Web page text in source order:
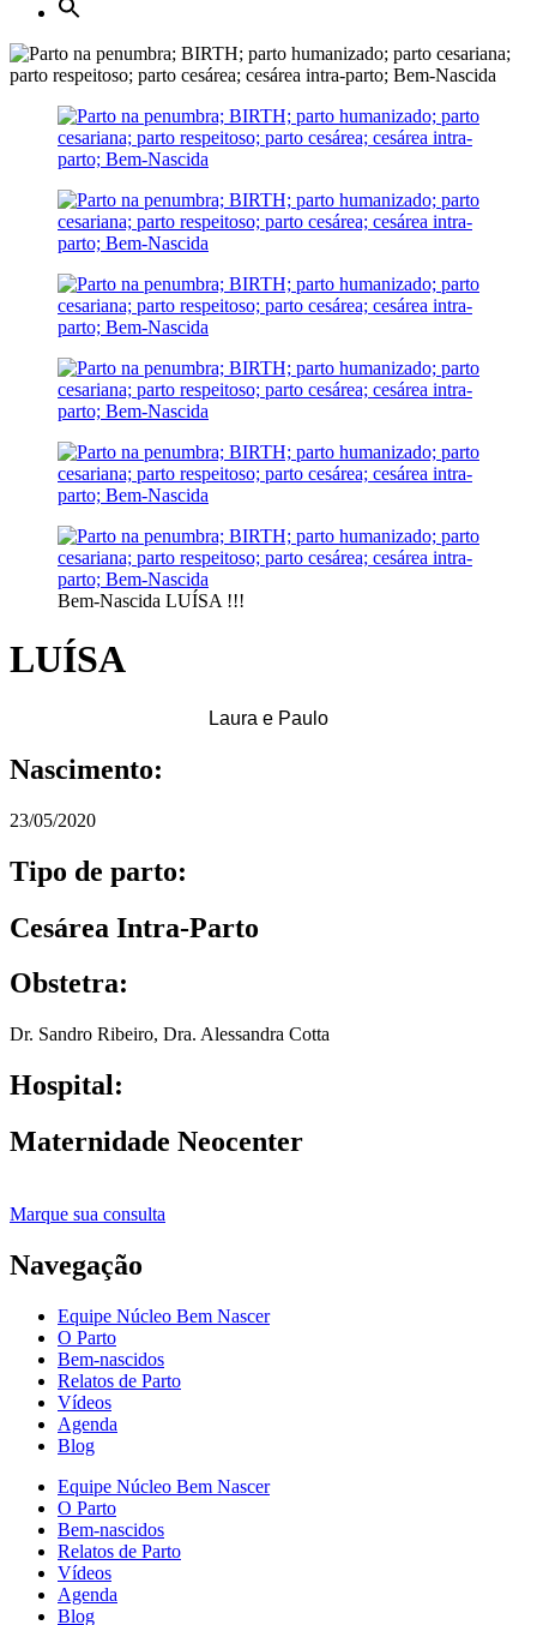
Bem-Nascida LUÍSA !!!
LUÍSA
Laura e Paulo
Nascimento:
23/05/2020
Tipo de parto:
Cesárea Intra-Parto
Obstetra:
Dr. Sandro Ribeiro, Dra. Alessandra Cotta
Hospital:
Maternidade Neocenter
Marque sua consulta
Navegação
Equipe Núcleo Bem Nascer
O Parto
Bem-nascidos
Relatos de Parto
Vídeos
Agenda
Blog
Equipe Núcleo Bem Nascer
O Parto
Bem-nascidos
Relatos de Parto
Vídeos
Agenda
Blog